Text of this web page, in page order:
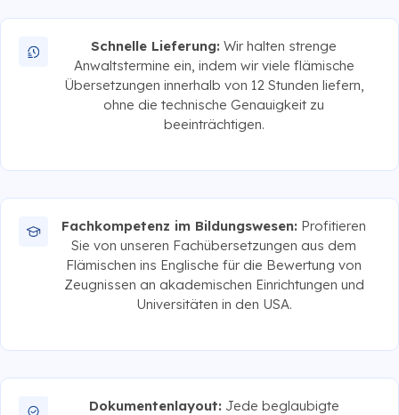
Schnelle Lieferung: Wir halten strenge
Anwaltstermine ein, indem wir viele flämische
Übersetzungen innerhalb von 12 Stunden liefern,
ohne die technische Genauigkeit zu
beeinträchtigen.
Fachkompetenz im Bildungswesen: Profitieren
Sie von unseren Fachübersetzungen aus dem
Flämischen ins Englische für die Bewertung von
Zeugnissen an akademischen Einrichtungen und
Universitäten in den USA.
Dokumentenlayout: Jede beglaubigte